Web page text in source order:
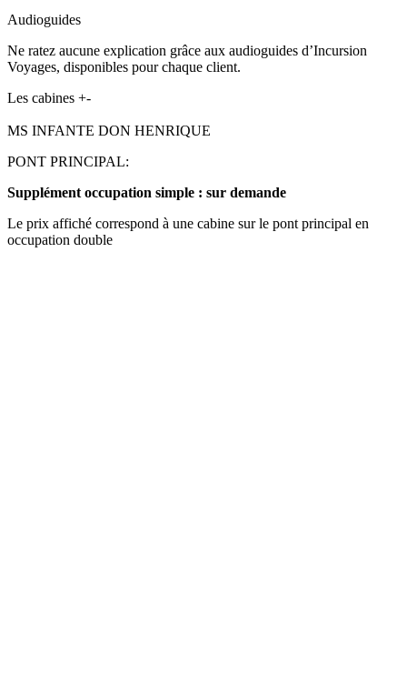
Audioguides
Ne ratez aucune explication grâce aux audioguides d’Incursion
Voyages, disponibles pour chaque client.
Les cabines +-
MS INFANTE DON HENRIQUE
PONT PRINCIPAL:
Supplément occupation simple : sur demande
Le prix affiché correspond à une cabine sur le pont principal en
occupation double